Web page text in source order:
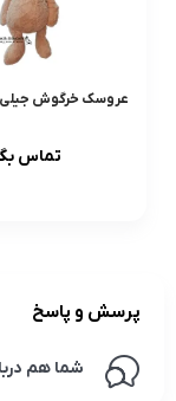
عروسک خرگوش جیلی
تماس
پرسش و پاسخ
شما هم